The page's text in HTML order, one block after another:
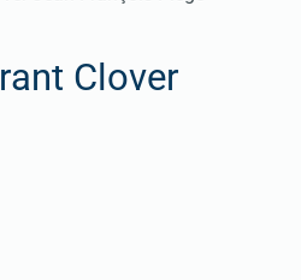
Clover